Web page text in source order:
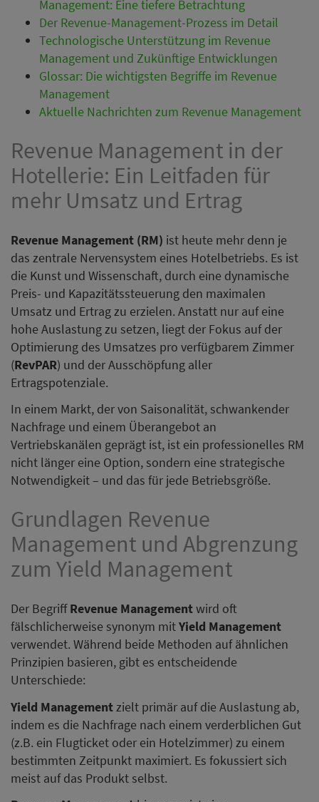
Management: Eine tiefere Betrachtung
Der Revenue-Management-Prozess im Detail
Technologische Unterstützung im Revenue
Management und Zukünftige Entwicklungen
Glossar: Die wichtigsten Begriffe im Revenue
Management
Aktuelle Nachrichten zum Revenue Management
Revenue Management in der
Hotellerie: Ein Leitfaden für
mehr Umsatz und Ertrag
Revenue Management (RM) ist heute mehr denn je
das zentrale Nervensystem eines Hotelbetriebs. Es ist
die Kunst und Wissenschaft, durch eine dynamische
Preis- und Kapazitätssteuerung den maximalen
Umsatz und Ertrag zu erzielen. Anstatt nur auf eine
hohe Auslastung zu setzen, liegt der Fokus auf der
Optimierung des Umsatzes pro verfügbarem Zimmer
(RevPAR) und der Ausschöpfung aller
Ertragspotenziale.
In einem Markt, der von Saisonalität, schwankender
Nachfrage und einem Überangebot an
Vertriebskanälen geprägt ist, ist ein professionelles RM
nicht länger eine Option, sondern eine strategische
Notwendigkeit – und das für jede Betriebsgröße.
Grundlagen Revenue
Management und Abgrenzung
zum Yield Management
Der BegriffRevenue Managementwird oft
fälschlicherweise synonym mitYield Management
verwendet. Während beide Methoden auf ähnlichen
Prinzipien basieren, gibt es entscheidende
Unterschiede:
Yield Managementzielt primär auf die Auslastung ab,
indem es die Nachfrage nach einem verderblichen Gut
(z.B. ein Flugticket oder ein Hotelzimmer) zu einem
bestimmten Zeitpunkt maximiert. Es fokussiert sich
meist auf das Produkt selbst.